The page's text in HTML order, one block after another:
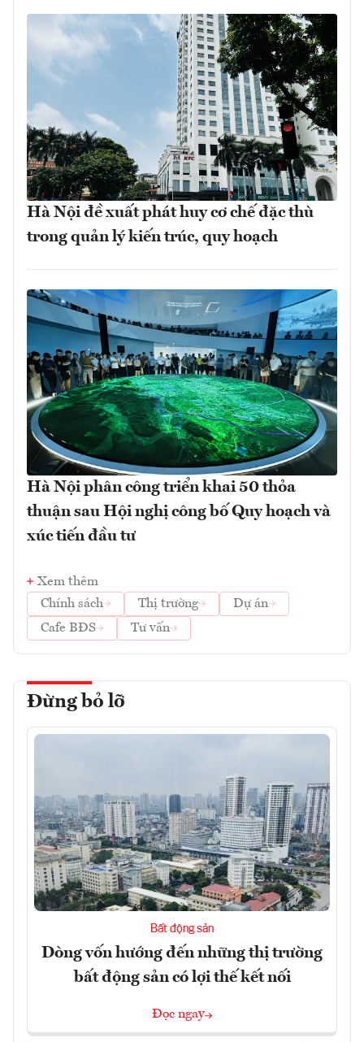
Hà Nội đề xuất phát huy cơ chế đặc thù
trong quản lý kiến trúc, quy hoạch
Hà Nội phân công triển khai 50 thỏa
thuận sau Hội nghị công bố Quy hoạch và
xúc tiến đầu tư
Xem thêm
Chính sách
Thị trường
Dự án
Cafe BĐS
Tư vấn
Đừng bỏ lỡ
Bất động sản
Dòng vốn hướng đến những thị trường
bất động sản có lợi thế kết nối
Đọc ngay